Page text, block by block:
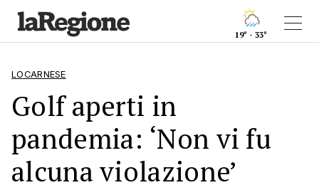
19° - 33°
LOCARNESE
Golf aperti in
pandemia: ‘Non vi fu
alcuna violazione’